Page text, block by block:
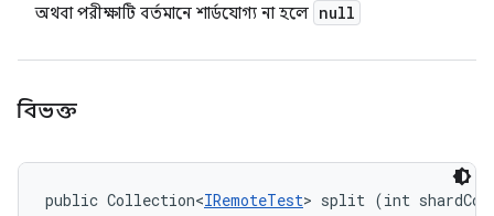
অথবা পরীক্ষাটি বর্তমানে শার্ডযোগ্য না হলে null
বিভক্ত
public Collection<IRemoteTest> split (int